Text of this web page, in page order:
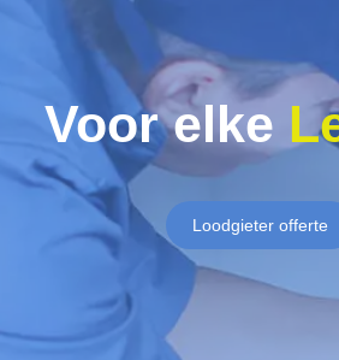
Voor elke
Loodgieter offerte